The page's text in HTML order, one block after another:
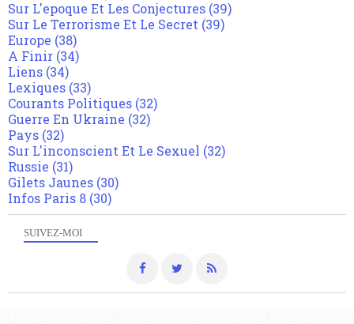
SUIVEZ-MOI
Sur L'epoque Et Les Conjectures (39)
Sur Le Terrorisme Et Le Secret (39)
Europe (38)
A Finir (34)
Liens (34)
Lexiques (33)
Courants Politiques (32)
Guerre En Ukraine (32)
Pays (32)
Sur L'inconscient Et Le Sexuel (32)
Russie (31)
Gilets Jaunes (30)
Infos Paris 8 (30)